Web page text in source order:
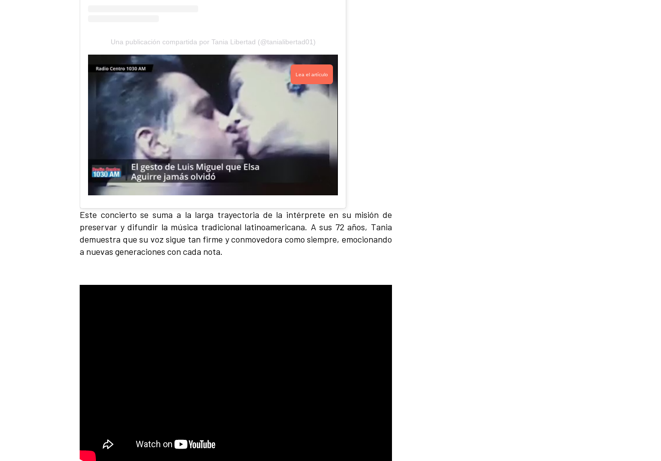
Una publicación compartida por Tania Libertad (@tanialibertad01)
Lea el artículo
Este concierto se suma a la larga trayectoria de la intérprete en su misión de
preservar y difundir la música tradicional latinoamericana. A sus 72 años, Tania
demuestra que su voz sigue tan firme y conmovedora como siempre, emocionando
a nuevas generaciones con cada nota.